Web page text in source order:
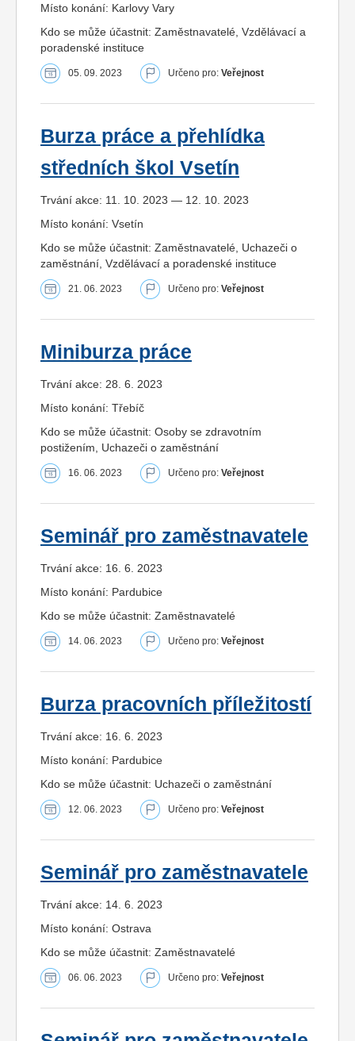
Místo konání: Karlovy Vary
Kdo se může účastnit: Zaměstnavatelé, Vzdělávací a
poradenské instituce
05. 09. 2023 Určeno pro: Veřejnost
Burza práce a přehlídka
středních škol Vsetín
Trvání akce: 11. 10. 2023 — 12. 10. 2023
Místo konání: Vsetín
Kdo se může účastnit: Zaměstnavatelé, Uchazeči o
zaměstnání, Vzdělávací a poradenské instituce
21. 06. 2023 Určeno pro: Veřejnost
Miniburza práce
Trvání akce: 28. 6. 2023
Místo konání: Třebíč
Kdo se může účastnit: Osoby se zdravotním
postižením, Uchazeči o zaměstnání
16. 06. 2023 Určeno pro: Veřejnost
Seminář pro zaměstnavatele
Trvání akce: 16. 6. 2023
Místo konání: Pardubice
Kdo se může účastnit: Zaměstnavatelé
14. 06. 2023 Určeno pro: Veřejnost
Burza pracovních příležitostí
Trvání akce: 16. 6. 2023
Místo konání: Pardubice
Kdo se může účastnit: Uchazeči o zaměstnání
12. 06. 2023 Určeno pro: Veřejnost
Seminář pro zaměstnavatele
Trvání akce: 14. 6. 2023
Místo konání: Ostrava
Kdo se může účastnit: Zaměstnavatelé
06. 06. 2023 Určeno pro: Veřejnost